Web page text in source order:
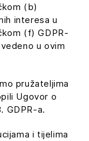
(b)
interesa u
(f) GDPR-
u ovim
pružateljima
Ugovor o
GDPR-a.
i tijelima